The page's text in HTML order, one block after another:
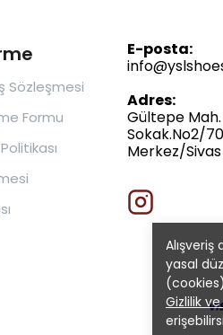
yasal
Gizlilik
Sözleşmesi
Formu
E-posta:
Adres:
Gültepe
Sokak.No2/
Merkez/Sivas